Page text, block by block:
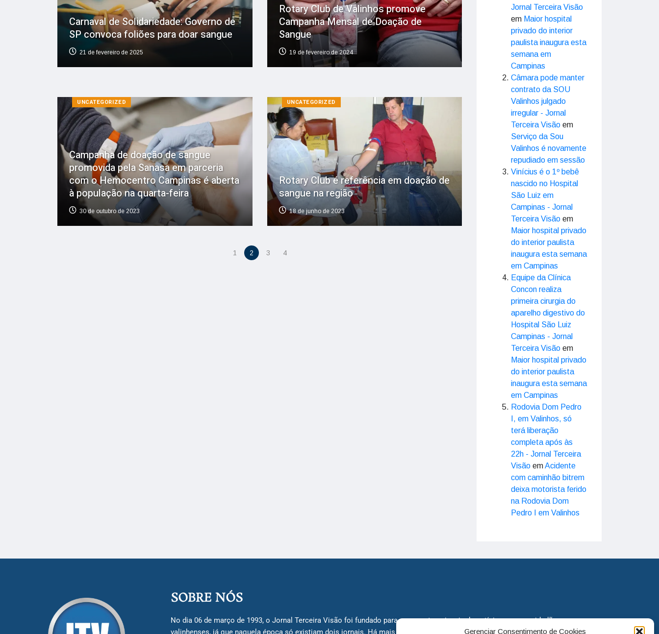
Gerenciar Consentimento de Cookies
Carnaval de Solidariedade: Governo de
SP convoca foliões para doar sangue
21 de fevereiro de 2025
Rotary Club de Valinhos promove
Campanha Mensal de Doação de
Sangue
19 de fevereiro de 2024
UNCATEGORIZED
Campanha de doação de sangue
promovida pela Sanasa em parceria
com o Hemocentro Campinas é aberta
à população na quarta-feira
30 de outubro de 2023
UNCATEGORIZED
Rotary Club é referência em doação de
sangue na região
18 de junho de 2023
1 2 3 4
Jornal Terceira Visão
em Maior hospital
privado do interior
paulista inaugura esta
semana em
Campinas
Câmara pode manter
contrato da SOU
Valinhos julgado
irregular - Jornal
Terceira Visão em
Serviço da Sou
Valinhos é novamente
repudiado em sessão
Vinícius é o 1º bebê
nascido no Hospital
São Luiz em
Campinas - Jornal
Terceira Visão em
Maior hospital privado
do interior paulista
inaugura esta semana
em Campinas
Equipe da Clínica
Concon realiza
primeira cirurgia do
aparelho digestivo do
Hospital São Luiz
Campinas - Jornal
Terceira Visão em
Maior hospital privado
do interior paulista
inaugura esta semana
em Campinas
Rodovia Dom Pedro
I, em Valinhos, só
terá liberação
completa após às
22h - Jornal Terceira
Visão emAcidente
com caminhão bitrem
deixa motorista ferido
na Rodovia Dom
Pedro I em Valinhos
SOBRE NÓS
No dia 06 de março de 1993, o Jornal Terceira Visão foi fundado para ser uma terceira via de notícias para os cidadãos
valinhenses, já que naquela época só existiam dois jornais. Há mais de 30 anos, o jornal continua assumindo o papel